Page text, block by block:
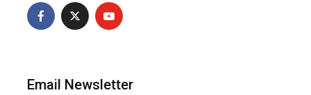
Email Newsletter